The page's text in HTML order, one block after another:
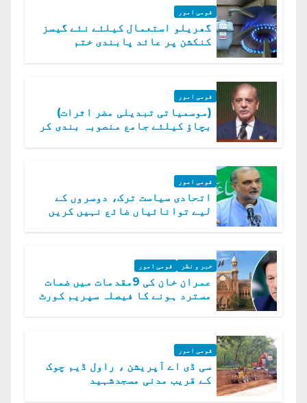
قومی امور
گھریلو استعمال کیلئے نئے گیسز
کنکشن پر عائد پابندی ختم
قومی امور
(موسمیاتی تبدیلی مضر اثرات)
بچاؤ کیلئے جامع منصوبہ بندی کر
قومی امور
اتحادی سیاست ترک، دوسروں کے
لیے توانائیاں ضائع نہیں کریں
خبر و نظر قومی امور
عمران خان کی 9مقدمات میں ضمات
مسترد ہونے کا فیصلہ سپریم کورٹ
قومی امور
سی ڈی اے آپریشن ، راول ڈیم چوک
کے قریب مدنی مسجدشہید